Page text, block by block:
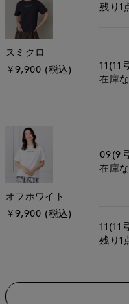
モデル身長:168cm
スミクロ
￥9,900 (税込)
残り1
11(11
在庫
オフホワイト
￥9,900 (税込)
09(9
在庫
11(11
残り1